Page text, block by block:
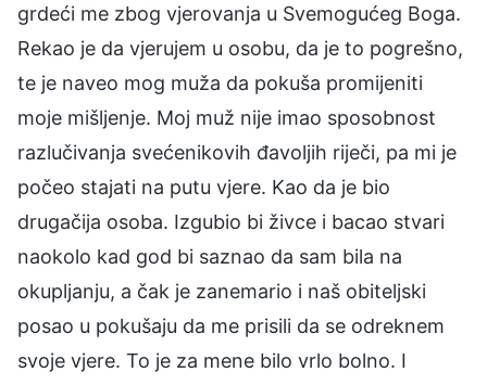
grdeći me zbog vjerovanja u Svemogućeg Boga.
Rekao je da vjerujem u osobu, da je to pogrešno,
te je naveo mog muža da pokuša promijeniti
moje mišljenje. Moj muž nije imao sposobnost
razlučivanja svećenikovih đavoljih riječi, pa mi je
počeo stajati na putu vjere. Kao da je bio
drugačija osoba. Izgubio bi živce i bacao stvari
naokolo kad god bi saznao da sam bila na
okupljanju, a čak je zanemario i naš obiteljski
posao u pokušaju da me prisili da se odreknem
svoje vjere. To je za mene bilo vrlo bolno. I